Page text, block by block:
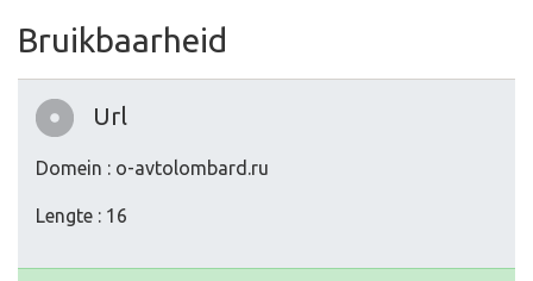
Bruikbaarheid
Url
Domein : o-avtolombard.ru
Lengte : 16